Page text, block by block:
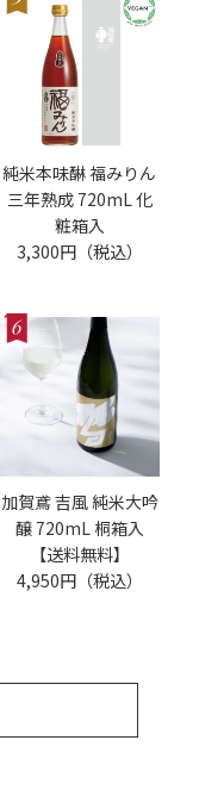
純米本味醂 福みりん
三年熟成 720mL 化
粧箱入
3,300円（税込）
加賀鳶 吉風 純米大吟
醸 720mL 桐箱入
【送料無料】
4,950円（税込）